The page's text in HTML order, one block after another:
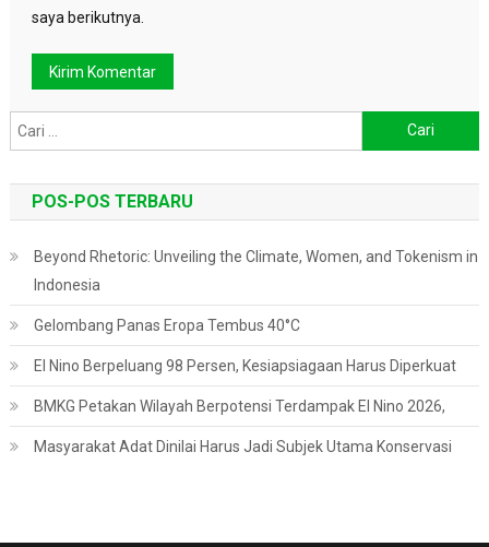
saya berikutnya.
untuk:
POS-POS TERBARU
Beyond Rhetoric: Unveiling the Climate, Women, and Tokenism in
Indonesia
Gelombang Panas Eropa Tembus 40°C
El Nino Berpeluang 98 Persen, Kesiapsiagaan Harus Diperkuat
BMKG Petakan Wilayah Berpotensi Terdampak El Nino 2026,
Masyarakat Adat Dinilai Harus Jadi Subjek Utama Konservasi